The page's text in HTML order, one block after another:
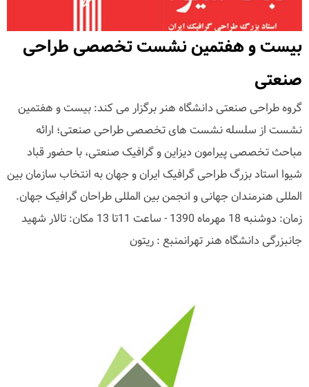
بیست و هفتمین نشست تخصصی طراحی
صنعتی
گروه طراحی صنعتی دانشگاه هنر برگزار می کند: بیست و هفتمین
نشست از سلسله نشست های تخصصی طراحی صنعتی؛ ارائه
مباحث تخصصی پیرامون دیزاین و گرافیک صنعتی، با حضور قباد
شیوا استاد بزرگ طراحی گرافیک ایران و جهان به انتخاب سازمان بین
المللی هنرمندان جهانی و انجمن بین المللی طراحان گرافیک جهان.
زمان: دوشنبه 18 مهرماه 1390 - ساعت 11تا 13 مکان: تالار شهید
جانبزرگی دانشگاه هنر تهرانمنبع : ریتون